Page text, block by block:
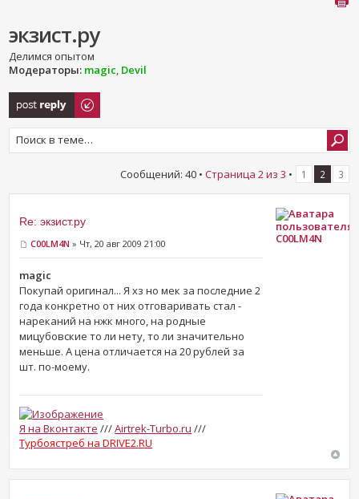
экзист.ру
Делимся опытом
Модераторы: magic, Devil
Ответить
Сообщений: 40 • Страница 2 из 3 • 1 2 3
Re: экзист.ру
C00LM4N » Чт, 20 авг 2009 21:00
magic
Покупай оригинал... Я хз но мек за последние 2
года конкретно от них отговаривать стал -
нареканий на нжк много, на родные
мицубовские то ли нету, то ли значительно
меньше. А цена отличается на 20 рублей за
шт. по-моему.
Я на Вконтакте ///Airtrek-Turbo.ru ///
Турбоястреб на DRIVE2.RU
C00LM4N